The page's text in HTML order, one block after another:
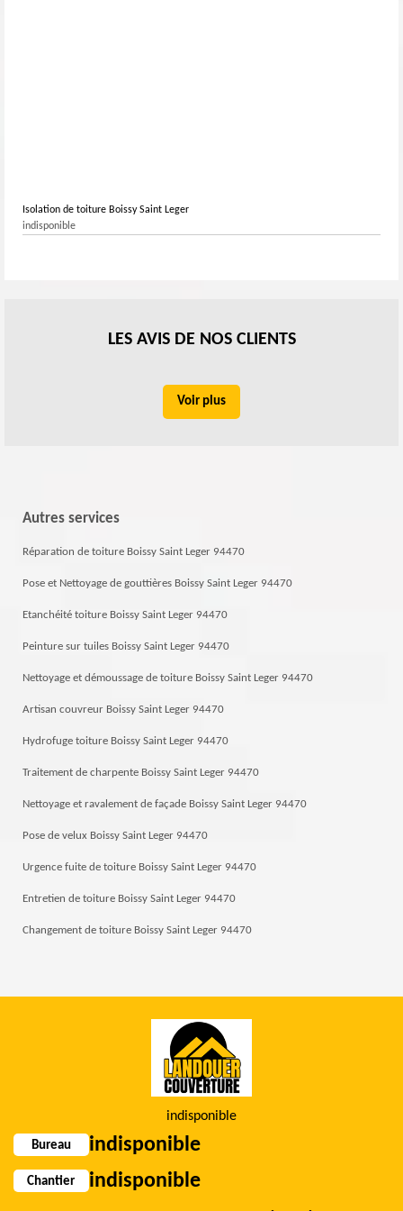
Isolation de toiture Boissy Saint Leger
indisponible
LES AVIS DE NOS CLIENTS
Voir plus
Autres services
Réparation de toiture Boissy Saint Leger 94470
Pose et Nettoyage de gouttières Boissy Saint Leger 94470
Etanchéité toiture Boissy Saint Leger 94470
Peinture sur tuiles Boissy Saint Leger 94470
Nettoyage et démoussage de toiture Boissy Saint Leger 94470
Artisan couvreur Boissy Saint Leger 94470
Hydrofuge toiture Boissy Saint Leger 94470
Traitement de charpente Boissy Saint Leger 94470
Nettoyage et ravalement de façade Boissy Saint Leger 94470
Pose de velux Boissy Saint Leger 94470
Urgence fuite de toiture Boissy Saint Leger 94470
Entretien de toiture Boissy Saint Leger 94470
Changement de toiture Boissy Saint Leger 94470
indisponible
Bureau indisponible
Chantier indisponible